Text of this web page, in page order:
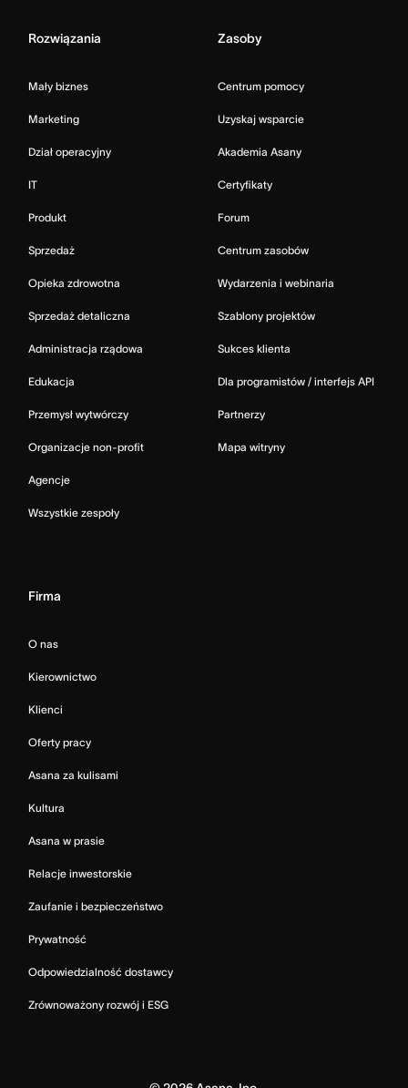
Rozwiązania
Mały biznes
Marketing
Dział operacyjny
IT
Produkt
Sprzedaż
Opieka zdrowotna
Sprzedaż detaliczna
Administracja rządowa
Edukacja
Przemysł wytwórczy
Organizacje non-profit
Agencje
Wszystkie zespoły
Zasoby
Centrum pomocy
Uzyskaj wsparcie
Akademia Asany
Certyfikaty
Forum
Centrum zasobów
Wydarzenia i webinaria
Szablony projektów
Sukces klienta
Dla programistów / interfejs API
Partnerzy
Mapa witryny
Firma
O nas
Kierownictwo
Klienci
Oferty pracy
Asana za kulisami
Kultura
Asana w prasie
Relacje inwestorskie
Zaufanie i bezpieczeństwo
Prywatność
Odpowiedzialność dostawcy
Zrównoważony rozwój i ESG